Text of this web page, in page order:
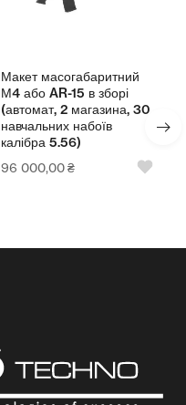
Макет масогабаритний
М4 або AR-15 в зборі
(автомат, 2 магазина, 30
навчальних набоїв
калібра 5.56)
96 000,00₴